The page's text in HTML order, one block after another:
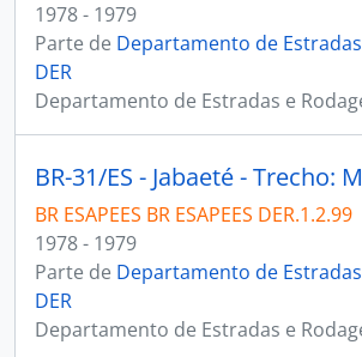
1978 - 1979
Parte de Departamento de
DER
Departamento de Estradas e
BR ESAPEES BR ESAPEES DER.1.2.99
1978 - 1979
Parte de Departamento de
DER
Departamento de Estradas e